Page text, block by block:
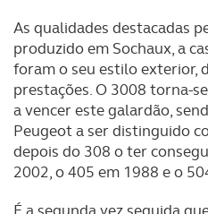
As qualidades destacadas
produzido em Sochaux, a
foram o seu estilo exterior,
prestações. O 3008 torna-
a vencer este galardão,
Peugeot a ser distinguido
depois do 308 o ter
2002, o 405 em 1988 e o